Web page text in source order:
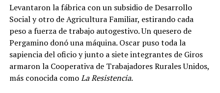
Levantaron la fábrica con un subsidio de Desarrollo
Social y otro de Agricultura Familiar, estirando cada
peso a fuerza de trabajo autogestivo. Un quesero de
Pergamino donó una máquina. Oscar puso toda la
sapiencia del oficio y junto a siete integrantes de Giros
armaron la Cooperativa de Trabajadores Rurales Unidos,
más conocida comoLa Resistencia.